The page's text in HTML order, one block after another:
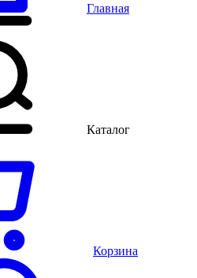
Главная
Каталог
Корзина